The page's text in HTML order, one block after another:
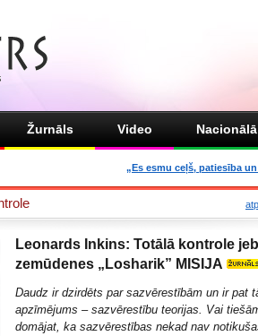
Žurnāls Video
„Es esmu ceļš, patiesība
Leonards Inkins: Totālā kontrole jeb
zemūdenes „Losharik” MISIJA
Daudz ir dzirdēts par sazvērestībām un ir pat
apzīmējums – sazvērestību teorijas. Vai
domājat, ka sazvērestības nekad nav